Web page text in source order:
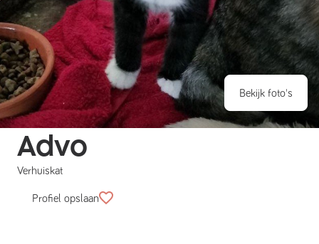
Bekijk foto's
Advo
Verhuiskat
Profiel opslaan